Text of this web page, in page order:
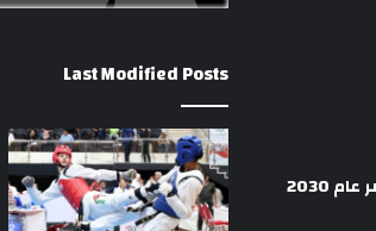
2030
Last Modified Posts